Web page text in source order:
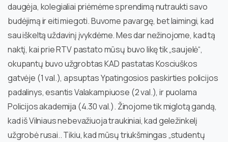
daugėja, kolegialiai priėmėme sprendimą nutraukti savo
budėjimą ir eiti miegoti. Buvome pavargę, bet laimingi, kad
sau iškeltą uždavinį įvykdėme. Mes dar nežinojome, kad tą
naktį, kai prie RTV pastato mūsų buvo likę tik „saujelė“,
okupantų buvo užgrobtas KAD pastatas Kosciuškos
gatvėje (1 val.), apsuptas Ypatingosios paskirties policijos
padalinys, esantis Valakampiuose (2 val.), ir puolama
Policijos akademija (4.30 val.). Žinojome tik miglotą gandą,
kad iš Vilniaus nebevažiuoja traukiniai, kad geležinkelį
užgrobė rusai.. Tikiu, kad mūsų triukšmingas „studentų